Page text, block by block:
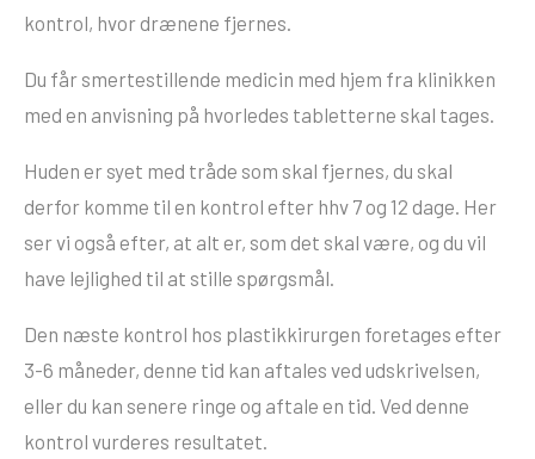
kontrol, hvor drænene fjernes.
Du får smertestillende medicin med hjem fra klinikken
med en anvisning på hvorledes tabletterne skal tages.
Huden er syet med tråde som skal fjernes, du skal
derfor komme til en kontrol efter hhv 7 og 12 dage. Her
ser vi også efter, at alt er, som det skal være, og du vil
have lejlighed til at stille spørgsmål.
Den næste kontrol hos plastikkirurgen foretages efter
3-6 måneder, denne tid kan aftales ved udskrivelsen,
eller du kan senere ringe og aftale en tid. Ved denne
kontrol vurderes resultatet.